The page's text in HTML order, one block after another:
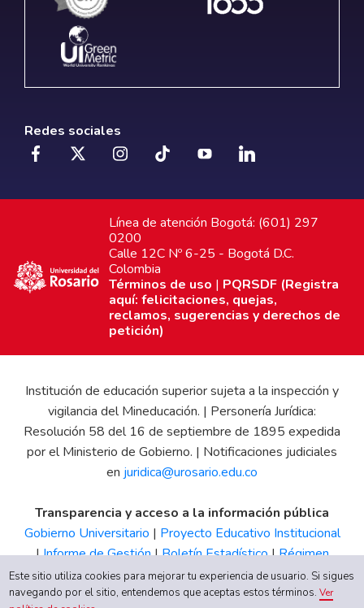
Redes sociales
Línea de atención Bogotá: (601) 297
0200
Calle 12C Nº 6-25 - Bogotá D.C.
Colombia
Términos de uso | PQRSDF (Registra
aquí: felicitaciones, quejas,
reclamos, sugerencias y derechos de
petición)
Institución de educación superior sujeta a la inspección y
vigilancia del Mineducación. | Personería Jurídica:
Resolución 58 del 16 de septiembre de 1895 expedida
por el Ministerio de Gobierno. | Notificaciones judiciales
en juridica@urosario.edu.co
Transparencia y acceso a la información pública
Gobierno Universitario | Proyecto Educativo Institucional
|Informe de Gestión|Boletín Estadístico|Régimen
Tributario|Estados Financieros |Código de Ética| Canal
de Integridad UR
Este sitio utiliza cookies para mejorar tu experiencia de usuario. Si sigues
navegando por el sitio, entendemos que aceptas estos términos.Ver